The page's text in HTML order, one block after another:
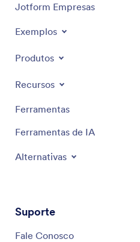
Jotform Empresas
Exemplos
Produtos
Recursos
Ferramentas
Ferramentas de IA
Alternativas
Suporte
Fale Conosco